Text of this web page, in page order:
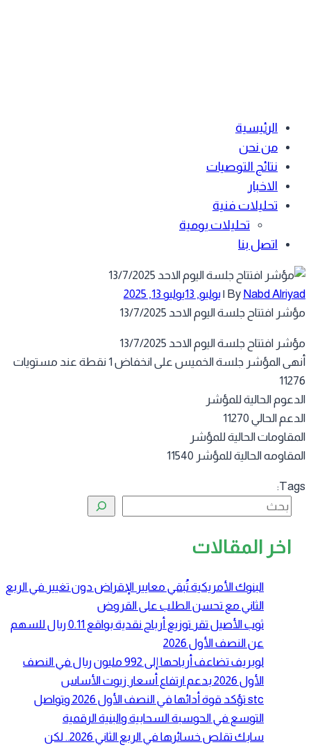
الرئيسية
من نحن
نتائج التوصيات
الاخبار
تحليلات فنية
تحليلات يومية
اتصل بنا
ByNabd
|يوليو, 13
يوليو 13, 2025
افتتاح جلسة اليوم الاحد 13/7/2025
افتتاح جلسة اليوم الاحد 13/7/2025
أنهى المؤشر جلسة الخميس على انخفاض 1 نقطة عند مستويات
الحالية للمؤشر
الحالي 11270
الحالية للمؤشر
الحالية للمؤشر 11540
البحث
اخر المقالات
البنوك الأمريكية تُبقي معايير الإقراض دون تغيير في الربع
الثاني مع تحسن الطلب على القروض
ثوب الأصيل تقر توزيع أرباح نقدية بواقع 0.11 ريال للسهم
عن النصف الأول 2026
لوبريف تضاعف أرباحها إلى 992 مليون ريال في النصف
الأول 2026 بدعم ارتفاع أسعار زيوت الأساس
stc تؤكد قوة أدائها في النصف الأول 2026 وتواصل
التوسع في الحوسبة السحابية والبنية الرقمية
سابك تقلص خسائرها في الربع الثاني 2026.. لكن